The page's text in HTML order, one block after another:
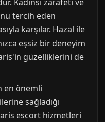
tercih eden
karşılar. Hazal ile
eşsiz bir deneyim
güzelliklerini de
en önemli
sağladığı
escort hizmetleri